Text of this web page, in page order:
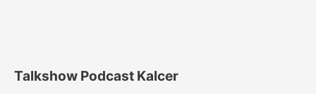
Talkshow Podcast Kalcer